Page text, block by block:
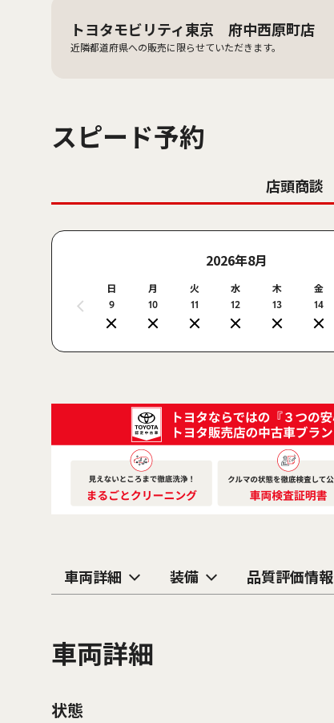
トヨタモビリティ東京 府中西原町店
近隣都道府県への販売に限らせていただきます。
スピード予約
店頭商談
2026年8月
日
9
月
10
火
11
水
12
木
13
金
14
車両詳細 装備 品質評価情報
車両詳細
状態